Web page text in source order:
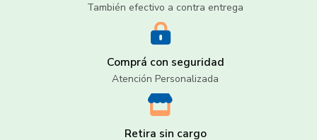
También efectivo a contra entrega
Comprá con seguridad
Atención Personalizada
Retira sin cargo